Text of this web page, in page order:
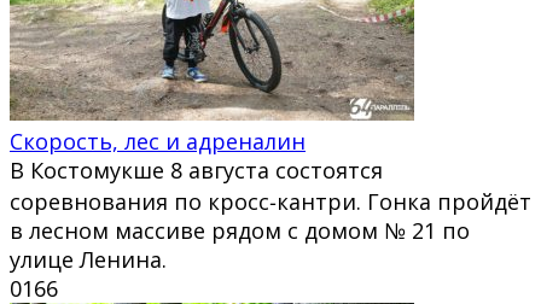
Скорость, лес и адреналин
В Костомукше 8 августа состоятся
соревнования по кросс‑кантри. Гонка пройдёт
в лесном массиве рядом с домом № 21 по
улице Ленина.
0166